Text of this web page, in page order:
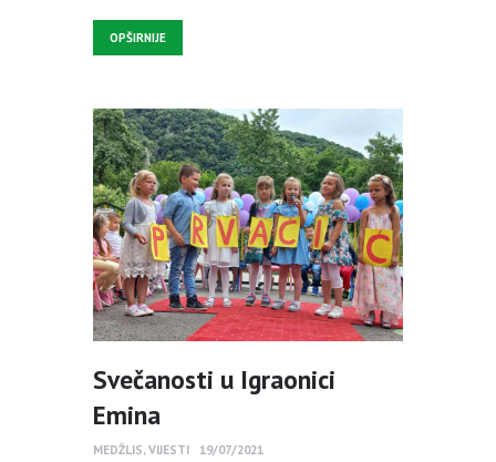
OPŠIRNIJE
Svečanosti u Igraonici
Emina
MEDŽLIS, VIJESTI 19/07/2021